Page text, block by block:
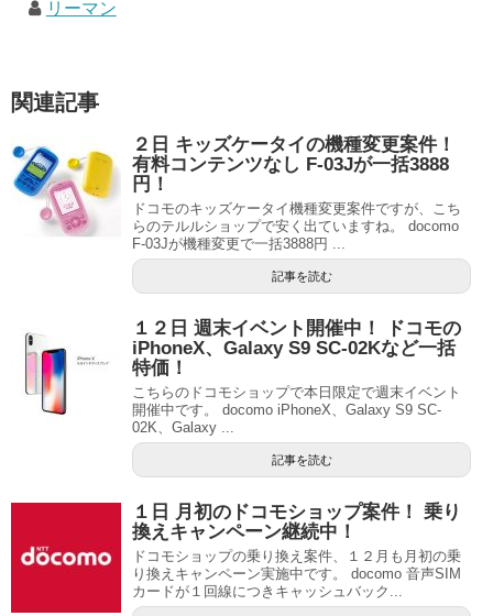
リーマン
関連記事
２日 キッズケータイの機種変更案件！
有料コンテンツなし F-03Jが一括3888
円！
ドコモのキッズケータイ機種変更案件ですが、こち
らのテルルショップで安く出ていますね。 docomo
F-03Jが機種変更で一括3888円 ...
記事を読む
１２日 週末イベント開催中！ ドコモの
iPhoneX、Galaxy S9 SC-02Kなど一括
特価！
こちらのドコモショップで本日限定で週末イベント
開催中です。 docomo iPhoneX、Galaxy S9 SC-
02K、Galaxy ...
記事を読む
１日 月初のドコモショップ案件！ 乗り
換えキャンペーン継続中！
ドコモショップの乗り換え案件、１２月も月初の乗
り換えキャンペーン実施中です。 docomo 音声SIM
カードが１回線につきキャッシュバック...